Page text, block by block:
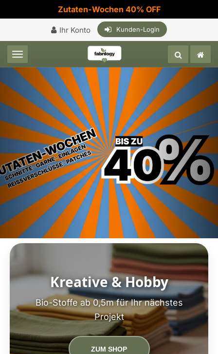
Zutaten-Wochen 40% OFF
Ihr Konto Kunden-Login
Toggle navigation
Kreative & Hobby
Bio-Stoffe ab 0,5m für Ihr nächstes
Projekt
ZUM SHOP